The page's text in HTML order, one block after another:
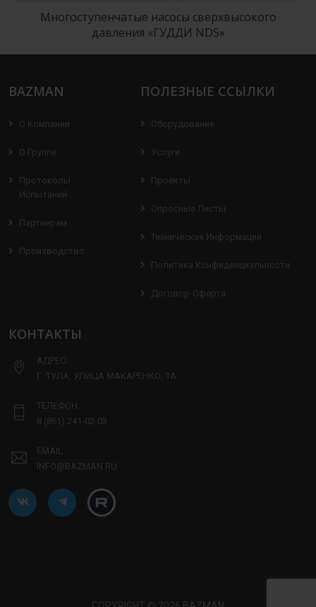
Многоступенчатые насосы сверхвысокого
давления «ГУДДИ NDS»
BAZMAN
О Компании
О Группе
Протоколы
Испытаний
Партнерам
Производство
ПОЛЕЗНЫЕ ССЫЛКИ
Оборудование
Услуги
Проекты
Опросные Листы
Техническая Информация
Политика Конфиденциальности
Договор-Оферта
КОНТАКТЫ
АДРЕС:
Г. ТУЛА, УЛИЦА МАКАРЕНКО, 1А
ТЕЛЕФОН:
8 (861) 241-02-03
EMAIL:
INFO@BAZMAN.RU